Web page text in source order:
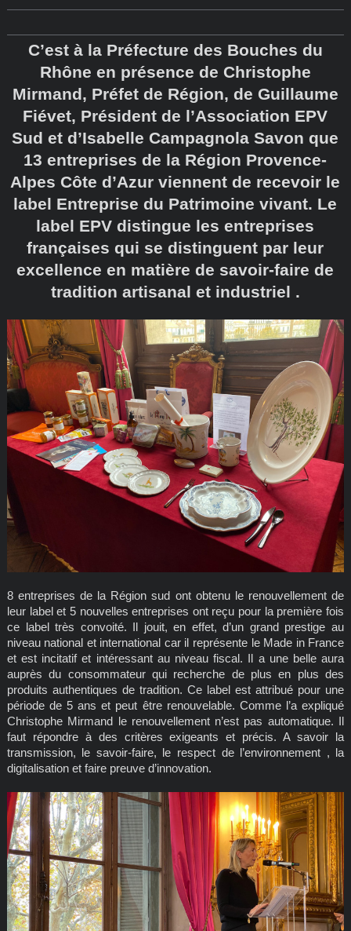
C’est à la Préfecture des Bouches du
Rhône en présence de Christophe
Mirmand, Préfet de Région, de Guillaume
Fiévet, Président de l’Association EPV
Sud et d’Isabelle Campagnola Savon que
13 entreprises de la Région Provence-
Alpes Côte d’Azur viennent de recevoir le
label Entreprise du Patrimoine vivant. Le
label EPV distingue les entreprises
françaises qui se distinguent par leur
excellence en matière de savoir-faire de
tradition artisanal et industriel .
8 entreprises de la Région sud ont obtenu le renouvellement de
leur label et 5 nouvelles entreprises ont reçu pour la première fois
ce label très convoité. Il jouit, en effet, d’un grand prestige au
niveau national et international car il représente le Made in France
et est incitatif et intéressant au niveau fiscal. Il a une belle aura
auprès du consommateur qui recherche de plus en plus des
produits authentiques de tradition. Ce label est attribué pour une
période de 5 ans et peut être renouvelable. Comme l’a expliqué
Christophe Mirmand le renouvellement n’est pas automatique. Il
faut répondre à des critères exigeants et précis. A savoir la
transmission, le savoir-faire, le respect de l’environnement , la
digitalisation et faire preuve d’innovation.